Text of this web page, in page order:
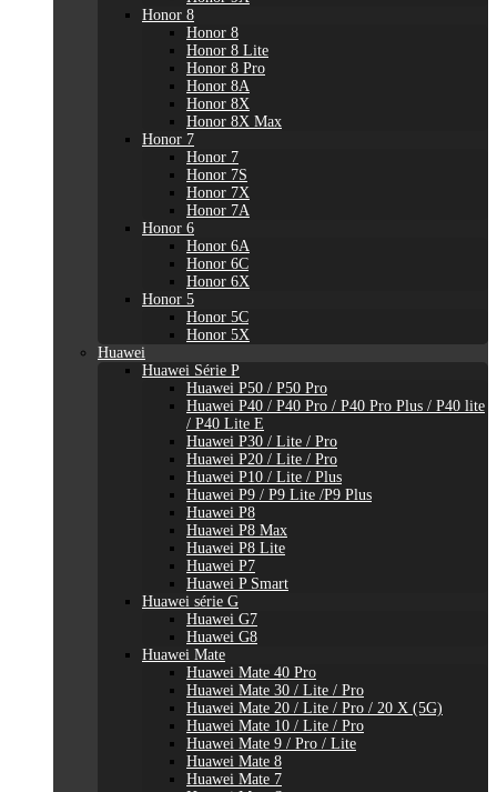
Honor 8
Honor 8
Honor 8 Lite
Honor 8 Pro
Honor 8A
Honor 8X
Honor 8X Max
Honor 7
Honor 7
Honor 7S
Honor 7X
Honor 7A
Honor 6
Honor 6A
Honor 6C
Honor 6X
Honor 5
Honor 5C
Honor 5X
Huawei
Huawei Série P
Huawei P50 / P50 Pro
Huawei P40 / P40 Pro / P40 Pro Plus / P40 lite
/ P40 Lite E
Huawei P30 / Lite / Pro
Huawei P20 / Lite / Pro
Huawei P10 / Lite / Plus
Huawei P9 / P9 Lite /P9 Plus
Huawei P8
Huawei P8 Max
Huawei P8 Lite
Huawei P7
Huawei P Smart
Huawei série G
Huawei G7
Huawei G8
Huawei Mate
Huawei Mate 40 Pro
Huawei Mate 30 / Lite / Pro
Huawei Mate 20 / Lite / Pro / 20 X (5G)
Huawei Mate 10 / Lite / Pro
Huawei Mate 9 / Pro / Lite
Huawei Mate 8
Huawei Mate 7